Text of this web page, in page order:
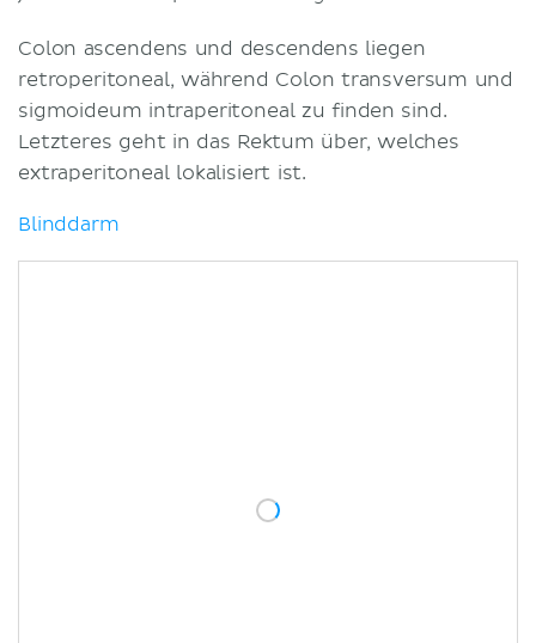
Colon ascendens und descendens liegen
retroperitoneal, während Colon transversum und
sigmoideum intraperitoneal zu finden sind.
Letzteres geht in das Rektum über, welches
extraperitoneal lokalisiert ist.
Blinddarm